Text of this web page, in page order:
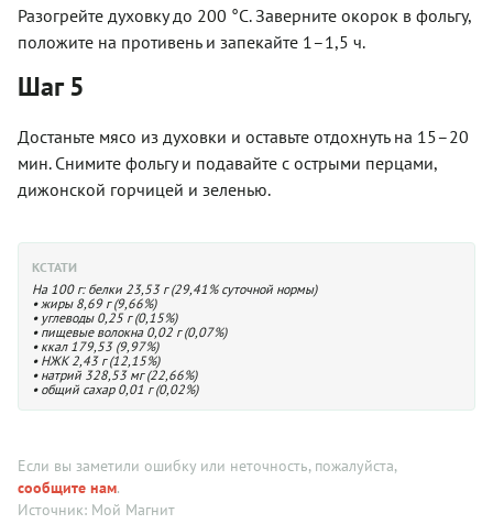
Разогрейте духовку до 200 °С. Заверните окорок в фольгу,
положите на противень и запекайте 1–1,5 ч.
Шаг 5
Достаньте мясо из духовки и оставьте отдохнуть на 15–20
мин. Снимите фольгу и подавайте с острыми перцами,
дижонской горчицей и зеленью.
КСТАТИ
На 100 г: белки 23,53 г (29,41% суточной нормы)
• жиры 8,69 г (9,66%)
• углеводы 0,25 г (0,15%)
• пищевые волокна 0,02 г (0,07%)
• ккал 179,53 (9,97%)
• НЖК 2,43 г (12,15%)
• натрий 328,53 мг (22,66%)
• общий сахар 0,01 г (0,02%)
Если вы заметили ошибку или неточность, пожалуйста,
сообщите нам.
Источник: Мой Магнит